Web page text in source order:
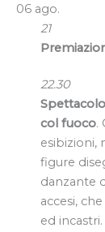
06 ago.
21
22.30
col fuoco.
esibizioni,
figure
danzante
accesi,
ed incastri.